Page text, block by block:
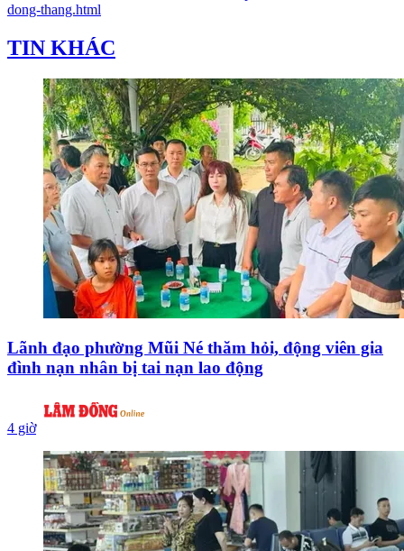
dong-thang.html
TIN KHÁC
Lãnh đạo phường Mũi Né thăm hỏi, động viên gia
đình nạn nhân bị tai nạn lao động
4 giờ